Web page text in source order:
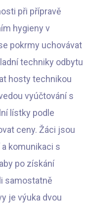
při přípravě
hygieny v
pokrmy uchovávat
techniky odbytu
hosty technikou
vyúčtování s
lístky podle
ceny. Žáci jsou
komunikaci s
po získání
samostatně
je výuka dvou